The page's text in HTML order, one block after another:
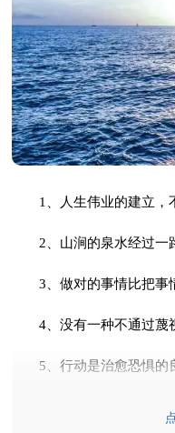
1、人生伟业的建立，不
2、山涧的泉水经过一路
3、做对的事情比把事
4、没有一种不通过蔑视
5、行动是治愈恐惧的